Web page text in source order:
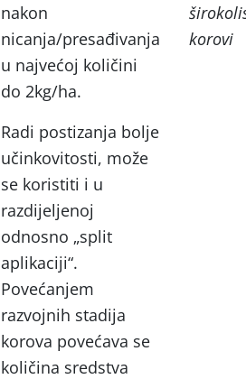
nakon
nicanja/presađivanja
u najvećoj količini
do 2kg/ha.
Radi postizanja bolje
učinkovitosti, može
se koristiti i u
razdijeljenoj
odnosno „split
aplikaciji“.
Povećanjem
razvojnih stadija
korova povećava se
količina sredstva
korovi